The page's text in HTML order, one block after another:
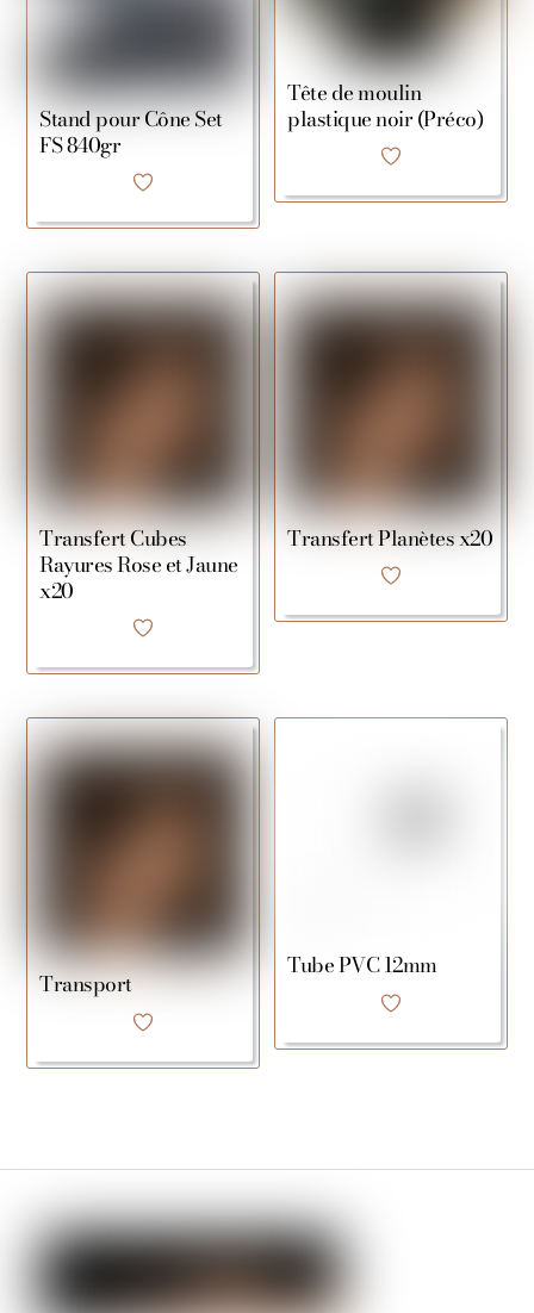
Stand pour Cône Set
FS 840gr
Tête de moulin
plastique noir (Préco)
Transfert Cubes
Rayures Rose et Jaune
x20
Transfert Planètes x20
Transport
Tube PVC 12mm